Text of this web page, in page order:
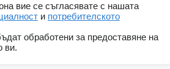
вие се съгласявате с нашата
и потребителското
обработени за предоставяне на
ви.